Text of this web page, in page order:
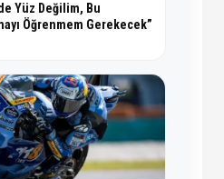
Yüz Değilim, Bu
Öğrenmem Gerekecek”